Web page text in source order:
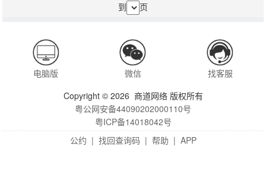
到
页
电脑版 微信
找客服
Copyright © 2026 商道网络 版权所有
粤公网安备44090202000110号
粤ICP备14018042号
公约 | 找回查询码 | 帮助 | APP